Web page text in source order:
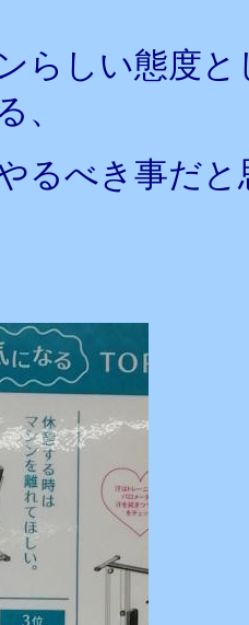
らしい態度
、
るべき事だ